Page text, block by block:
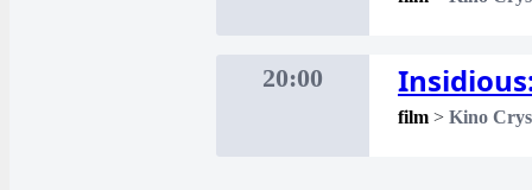
20:00
film > Kino